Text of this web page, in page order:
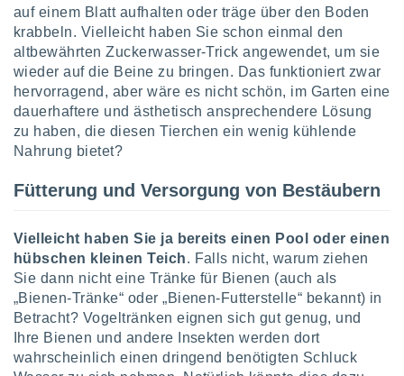
der
Sie
In
dass wir
die für die
der
auf einem Blatt aufhalten oder träge über den Boden
krabbeln. Vielleicht haben Sie schon einmal den
altbewährten Zuckerwasser-Trick angewendet, um sie
wieder auf die Beine zu bringen. Das funktioniert zwar
hervorragend, aber wäre es nicht schön, im Garten eine
dauerhaftere und ästhetisch ansprechendere Lösung
zu haben, die diesen Tierchen ein wenig kühlende
Nahrung bietet?
Fütterung und Versorgung von Bestäubern
Vielleicht haben Sie ja bereits einen Pool oder einen
hübschen kleinen Teich. Falls nicht, warum ziehen
Sie dann nicht eine Tränke für Bienen (auch als
„Bienen-Tränke“ oder „Bienen-Futterstelle“ bekannt) in
Betracht? Vogeltränken eignen sich gut genug, und
Ihre Bienen und andere Insekten werden dort
wahrscheinlich einen dringend benötigten Schluck